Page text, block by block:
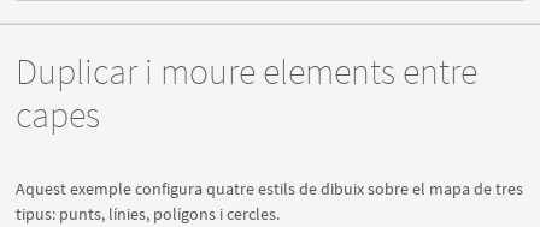
Duplicar i moure elements entre
capes
Aquest exemple configura quatre estils de dibuix sobre el mapa de tres
tipus: punts, línies, polígons i cercles.